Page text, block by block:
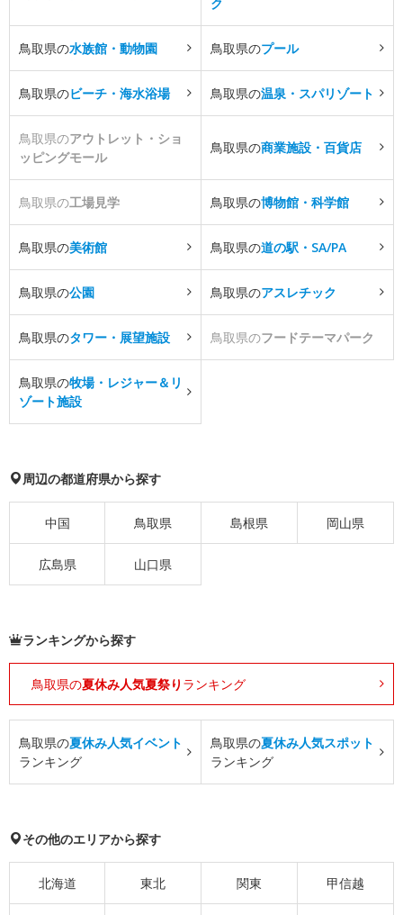
鳥取県の水族館・動物園 鳥取県のプール
鳥取県のビーチ・海水浴場 鳥取県の温泉・スパリゾート
鳥取県のアウトレット・ショ
ッピングモール
鳥取県の商業施設・百貨店
鳥取県の工場見学 鳥取県の博物館・科学館
鳥取県の美術館 鳥取県の道の駅・SA/PA
鳥取県の公園 鳥取県のアスレチック
鳥取県のタワー・展望施設 鳥取県のフードテーマパーク
鳥取県の牧場・レジャー＆リ
ゾート施設
周辺の都道府県から探す
中国 鳥取県 島根県 岡山県
広島県 山口県
ランキングから探す
鳥取県の夏休み人気夏祭り ランキング
鳥取県の夏休み人気イベント
ランキング
鳥取県の夏休み人気スポット
ランキング
その他のエリアから探す
北海道 東北 関東 甲信越